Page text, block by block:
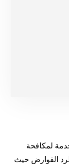
لمكافحة
القوارض حيث